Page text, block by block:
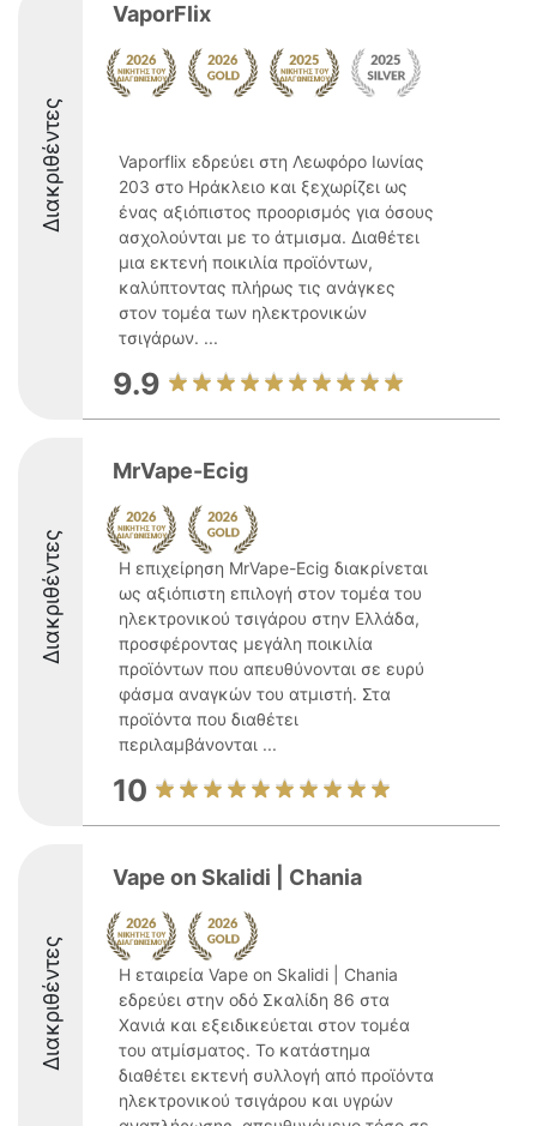
Διακριθέντες
VaporFlix
Vaporflix εδρεύει στη Λεωφόρο Ιωνίας
203 στο Ηράκλειο και ξεχωρίζει ως
ένας αξιόπιστος προορισμός για όσους
ασχολούνται με το άτμισμα. Διαθέτει
μια εκτενή ποικιλία προϊόντων,
καλύπτοντας πλήρως τις ανάγκες
στον τομέα των ηλεκτρονικών
τσιγάρων. ...
9.9
Διακριθέντες
MrVape-Ecig
Η επιχείρηση MrVape-Ecig διακρίνεται
ως αξιόπιστη επιλογή στον τομέα του
ηλεκτρονικού τσιγάρου στην Ελλάδα,
προσφέροντας μεγάλη ποικιλία
προϊόντων που απευθύνονται σε ευρύ
φάσμα αναγκών του ατμιστή. Στα
προϊόντα που διαθέτει
περιλαμβάνονται ...
10
Διακριθέντες
Vape on Skalidi | Chania
Η εταιρεία Vape on Skalidi | Chania
εδρεύει στην οδό Σκαλίδη 86 στα
Χανιά και εξειδικεύεται στον τομέα
του ατμίσματος. Το κατάστημα
διαθέτει εκτενή συλλογή από προϊόντα
ηλεκτρονικού τσιγάρου και υγρών